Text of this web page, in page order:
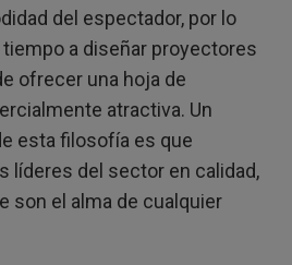
del espectador, por lo
a diseñar proyectores
ofrecer una hoja de
atractiva. Un
esta filosofía es que
líderes del sector en calidad,
son el alma de cualquier